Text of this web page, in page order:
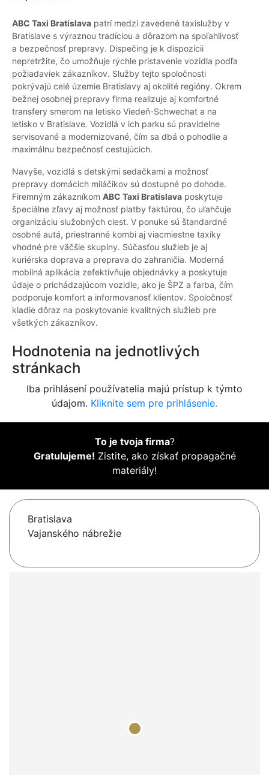
ABC Taxi Bratislava patrí medzi zavedené taxislužby v
Bratislave s výraznou tradíciou a dôrazom na spoľahlivosť
a bezpečnosť prepravy. Dispečing je k dispozícii
nepretržite, čo umožňuje rýchle pristavenie vozidla podľa
požiadaviek zákazníkov. Služby tejto spoločnosti
pokrývajú celé územie Bratislavy aj okolité regióny. Okrem
bežnej osobnej prepravy firma realizuje aj komfortné
transfery smerom na letisko Viedeň-Schwechat a na
letisko v Bratislave. Vozidlá v ich parku sú pravidelne
servisované a modernizované, čím sa dbá o pohodlie a
maximálnu bezpečnosť cestujúcich.
Navyše, vozidlá s detskými sedačkami a možnosť
prepravy domácich miláčikov sú dostupné po dohode.
Firemným zákazníkom ABC Taxi Bratislava poskytuje
špeciálne zľavy aj možnosť platby faktúrou, čo uľahčuje
organizáciu služobných ciest. V ponuke sú štandardné
osobné autá, priestranné kombi aj viacmiestne taxíky
vhodné pre väčšie skupiny. Súčasťou služieb je aj
kuriérska doprava a preprava do zahraničia. Moderná
mobilná aplikácia zefektívňuje objednávky a poskytuje
údaje o prichádzajúcom vozidle, ako je ŠPZ a farba, čím
podporuje komfort a informovanosť klientov. Spoločnosť
kladie dôraz na poskytovanie kvalitných služieb pre
všetkých zákazníkov.
Hodnotenia na jednotlivých
stránkach
Iba prihlásení používatelia majú prístup k týmto
údajom. Kliknite sem pre prihlásenie.
To je tvoja firma?
Gratulujeme! Zistite, ako získať propagačné
materiály!
Bratislava
Vajanského nábrežie